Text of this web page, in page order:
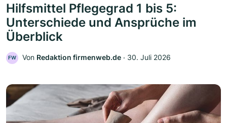
Hilfsmittel Pflegegrad 1 bis 5:
Unterschiede und Ansprüche im
Überblick
FW Von Redaktion firmenweb.de ‧ 30. Juli 2026